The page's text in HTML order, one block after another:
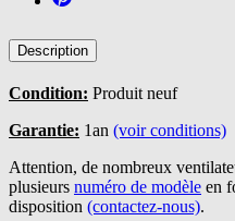
Description
Condition: Produit neuf
Garantie: 1an (voir conditions)
Attention, de nombreux
plusieurs numéro de modèle en
disposition (contactez-nous).